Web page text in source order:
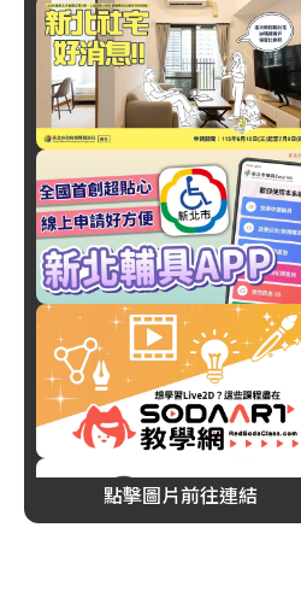
高中生
生活
父親節
彩活動
生活
麥可傑
品、黑
點擊圖片前往連結